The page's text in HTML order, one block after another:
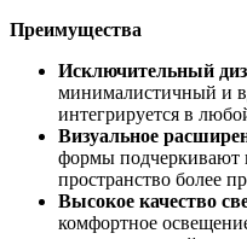
Преимущества
Исключительный
минималистичный и
интегрируется в
Визуальное
формы подчеркивают
пространство более
Высокое качество
комфортное